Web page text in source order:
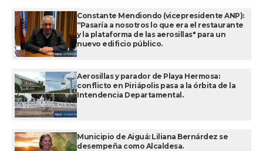
Constante Mendiondo (vicepresidente ANP):
“Pasaría a nosotros lo que era el restaurante
y la plataforma de las aerosillas" para un
nuevo edificio público.
Aerosillas y parador de Playa Hermosa:
conflicto en Piriápolis pasa a la órbita de la
Intendencia Departamental.
Municipio de Aiguá: Liliana Bernárdez se
desempeña como Alcaldesa.